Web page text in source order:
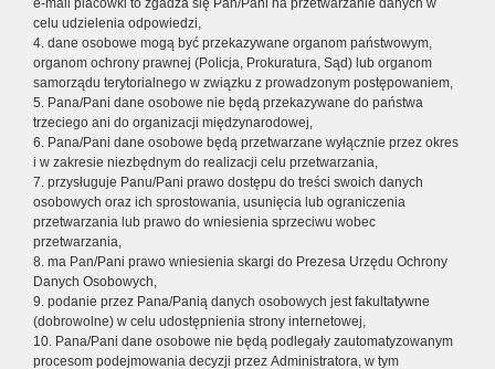
e-mail placówki to zgadza się Pan/Pani na przetwarzanie danych w
celu udzielenia odpowiedzi,
4. dane osobowe mogą być przekazywane organom państwowym,
organom ochrony prawnej (Policja, Prokuratura, Sąd) lub organom
samorządu terytorialnego w związku z prowadzonym postępowaniem,
5. Pana/Pani dane osobowe nie będą przekazywane do państwa
trzeciego ani do organizacji międzynarodowej,
6. Pana/Pani dane osobowe będą przetwarzane wyłącznie przez okres
i w zakresie niezbędnym do realizacji celu przetwarzania,
7. przysługuje Panu/Pani prawo dostępu do treści swoich danych
osobowych oraz ich sprostowania, usunięcia lub ograniczenia
przetwarzania lub prawo do wniesienia sprzeciwu wobec
przetwarzania,
8. ma Pan/Pani prawo wniesienia skargi do Prezesa Urzędu Ochrony
Danych Osobowych,
9. podanie przez Pana/Panią danych osobowych jest fakultatywne
(dobrowolne) w celu udostępnienia strony internetowej,
10. Pana/Pani dane osobowe nie będą podlegały zautomatyzowanym
procesom podejmowania decyzji przez Administratora, w tym